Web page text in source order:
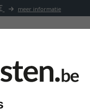
meer informatie
Toebehoren